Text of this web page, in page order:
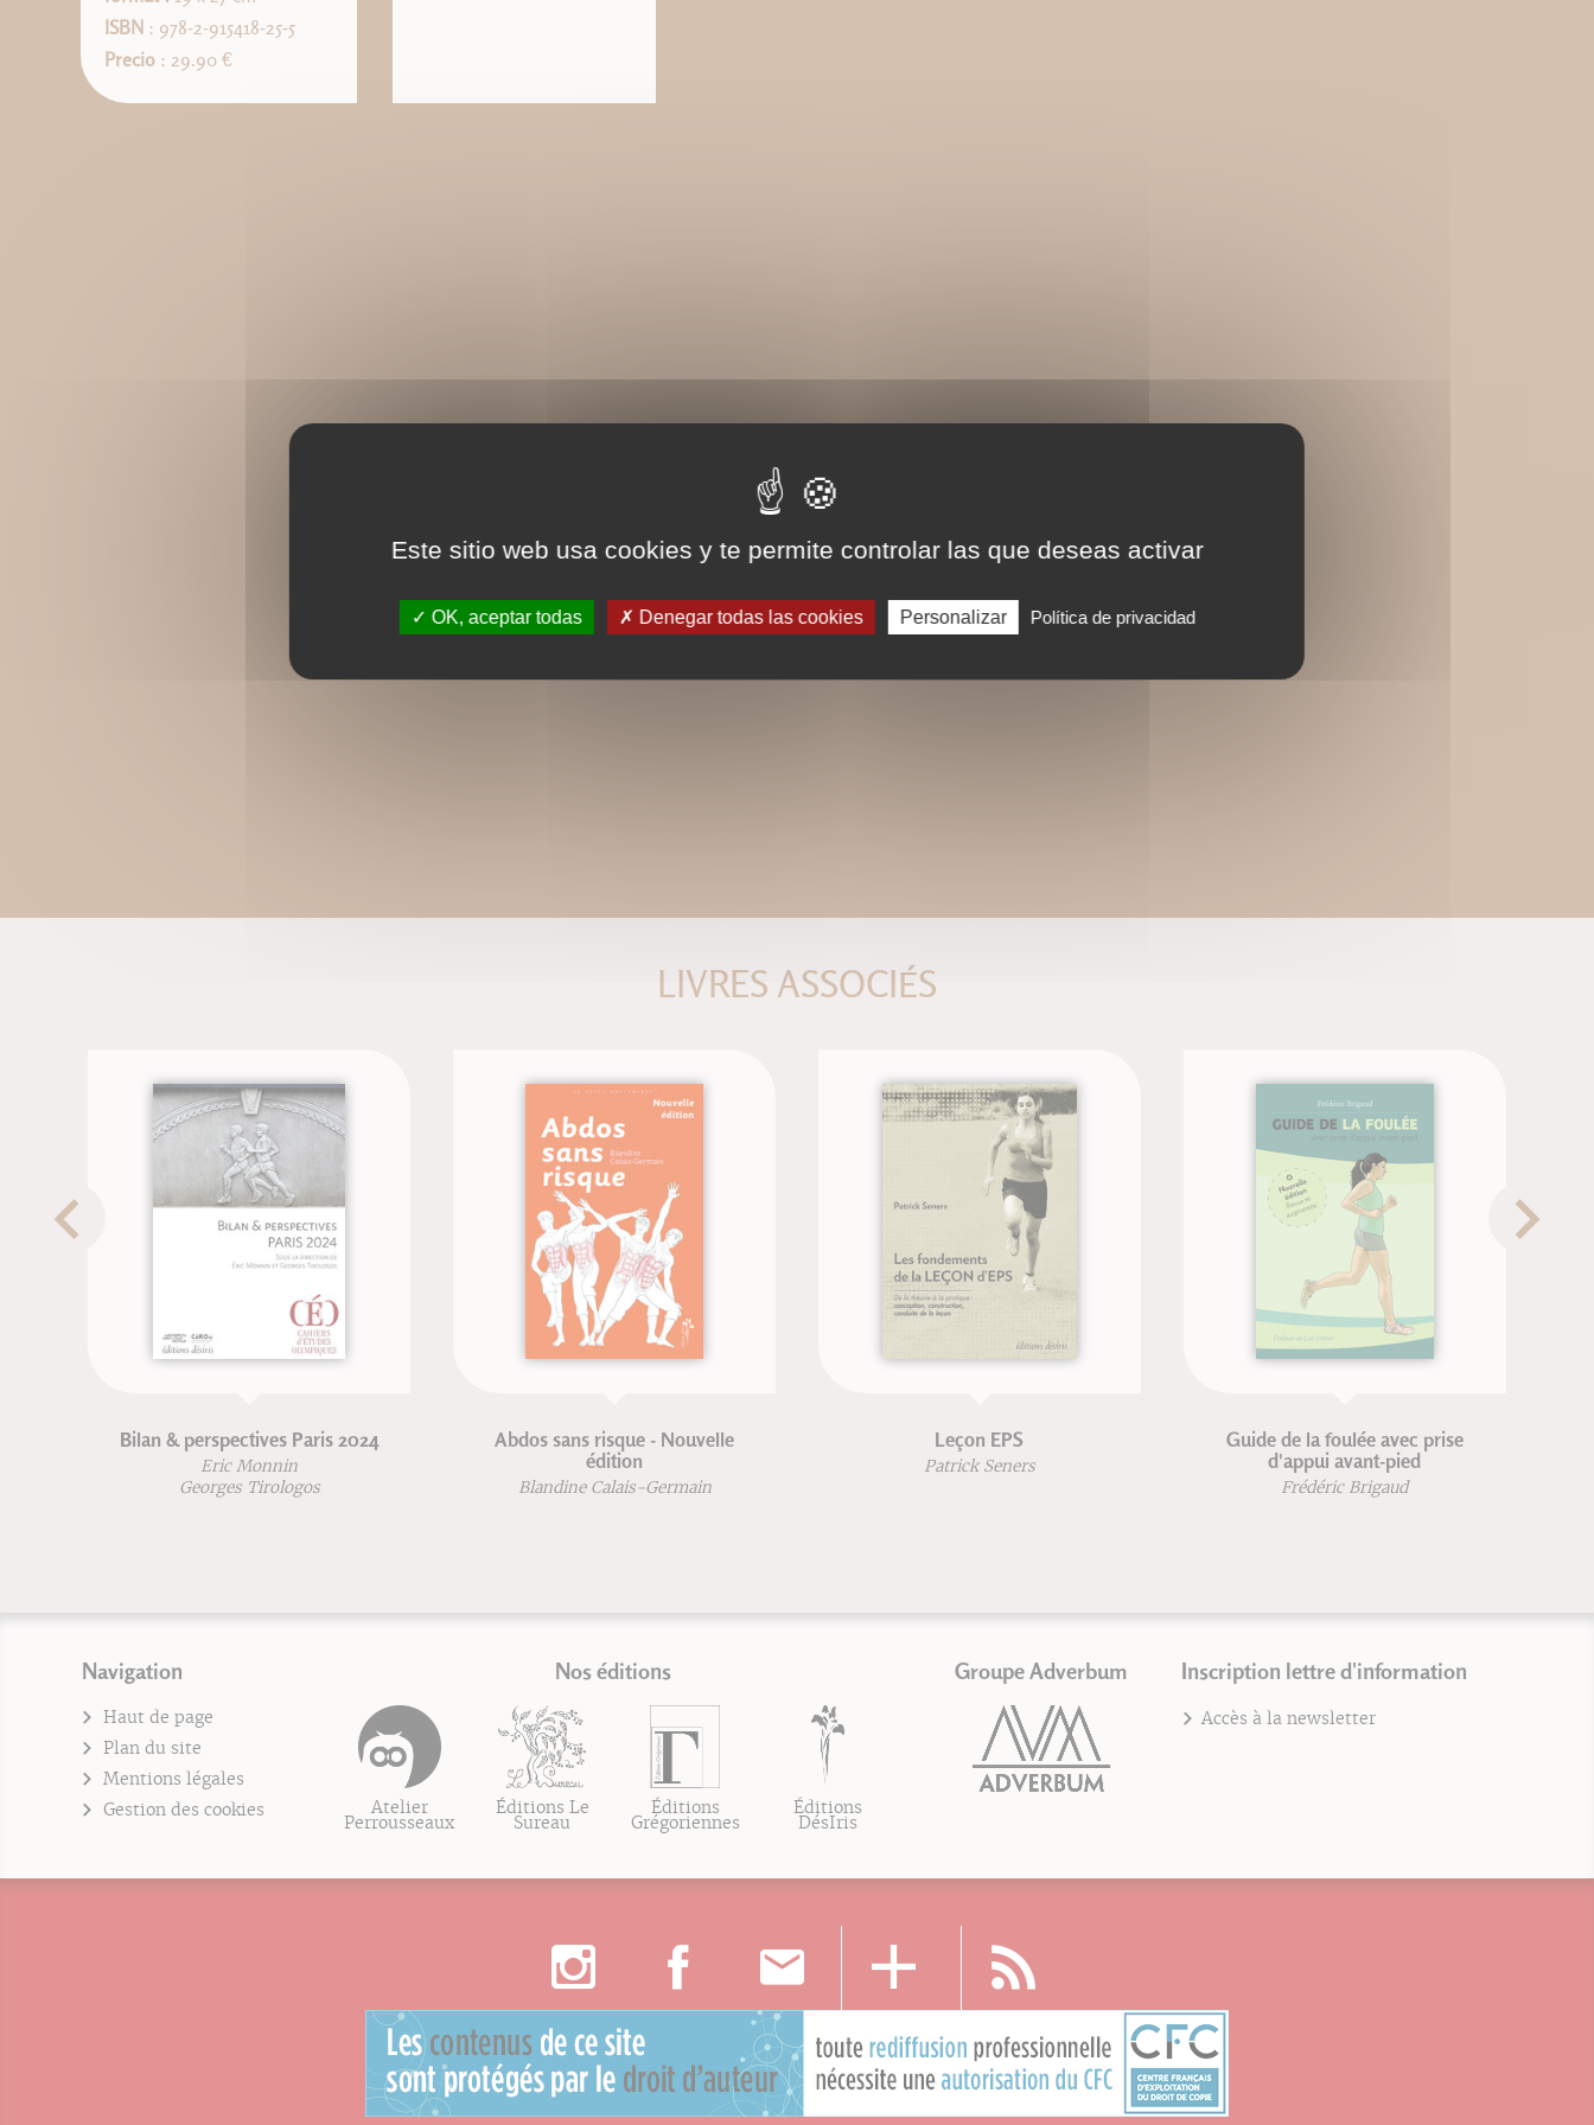
ISBN : 978-2-915418-25-5
Precio: 29.90 €
LIVRES ASSOCIÉS
Bilan & perspectives Paris 2024
Eric Monnin
Georges Tirologos
Abdos sans risque - Nouvelle
édition
Blandine Calais-Germain
Leçon EPS
Patrick Seners
Guide de la foulée avec prise
d'appui avant-pied
Frédéric Brigaud
Navigation
Haut de page
Plan du site
Mentions légales
Gestion des cookies
Nos éditions
Atelier
Perrousseaux
Éditions Le
Sureau
Éditions
Grégoriennes
Éditions
DésIris
Groupe Adverbum Inscription lettre d'information
Accès à la newsletter
Este sitio web usa cookies y te permite controlar las que deseas activar
OK, aceptar todas Denegar todas las cookies Personalizar Política de privacidad